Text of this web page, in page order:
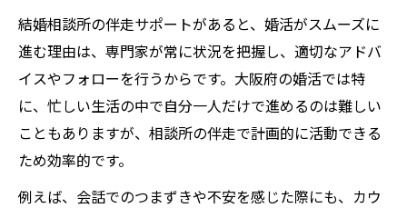
結婚相談所の伴走サポートがあると、婚活がスムーズに
進む理由は、専門家が常に状況を把握し、適切なアドバ
イスやフォローを行うからです。大阪府の婚活では特
に、忙しい生活の中で自分一人だけで進めるのは難しい
こともありますが、相談所の伴走で計画的に活動できる
ため効率的です。
例えば、会話でのつまずきや不安を感じた際にも、カウ